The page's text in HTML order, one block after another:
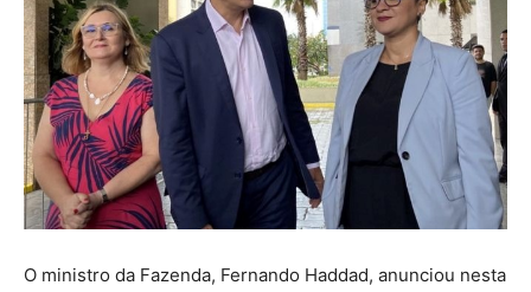
O ministro da Fazenda, Fernando Haddad, anunciou nesta